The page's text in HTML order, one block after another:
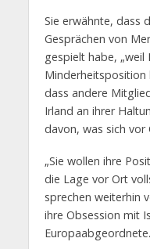
Sie erwähnte, dass
Gesprächen von
gespielt habe, „weil
dass andere
Irland an ihrer
davon, was sich vor
„Sie wollen ihre
die Lage vor Ort
sprechen weiterhin
ihre Obsession mit
Europaabgeordnete.